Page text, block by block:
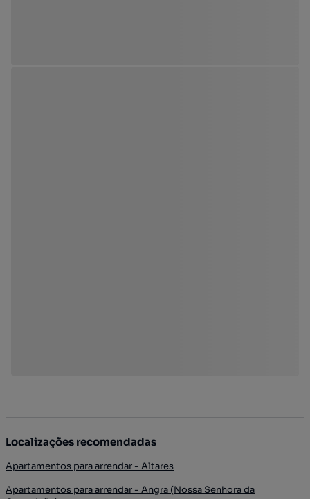
Localizações recomendadas
Apartamentos para arrendar - Altares
Apartamentos para arrendar - Angra (Nossa Senhora da